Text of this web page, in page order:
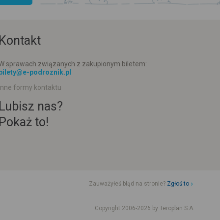
sprawach związanych z zakupionym biletem:
podroznik.pl
formy kontaktu
nas?
to!
Zauważyłeś błąd na stronie? Zgłoś to
Copyright 2006-2026 by Teroplan S.A.